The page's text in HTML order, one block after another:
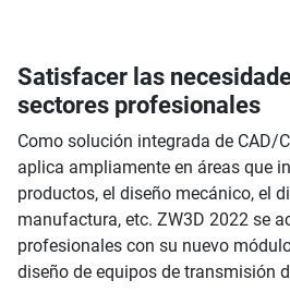
Satisfacer las
sectores profesionales
Como solución integrada de CAD/
aplica ampliamente en áreas que
productos, el diseño mecánico, el
manufactura, etc. ZW3D 2022 se
profesionales con su nuevo
diseño de equipos de transmisión